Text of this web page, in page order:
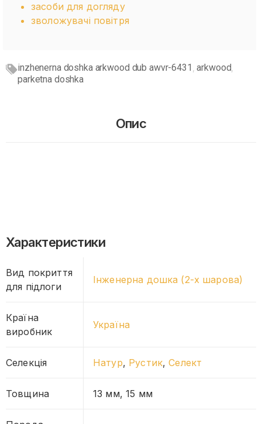
засоби для догляду
зволожувачі повітря
inzhenerna doshka arkwood dub awvr-6431 ,arkwood
parketna doshka
Опис
Характеристики
Вид покриття
для підлоги
Інженерна дошка (2-х шарова)
Країна
виробник
Україна
Селекція Натур, Рустик,Селект
Товщина 13 мм, 15 мм